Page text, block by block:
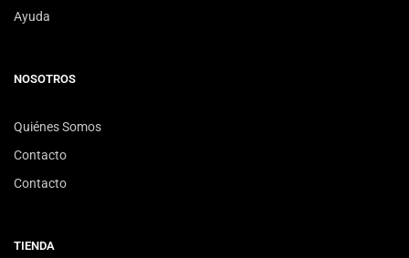
Ayuda
NOSOTROS
Quiénes Somos
Contacto
Contacto
TIENDA